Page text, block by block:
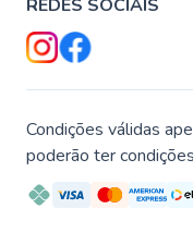
REDES SOCIAIS
Condições válidas
poderão ter